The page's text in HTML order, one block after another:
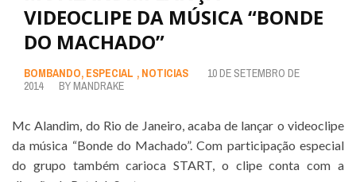
VIDEOCLIPE DA MÚSICA “BONDE
DO MACHADO”
BOMBANDO, ESPECIAL , NOTICIAS
10 DE SETEMBRO DE
2014
BY MANDRAKE
Mc Alandim, do Rio de Janeiro, acaba de lançar o videoclipe
da música “Bonde do Machado”. Com participação especial
do grupo também carioca START, o clipe conta com a